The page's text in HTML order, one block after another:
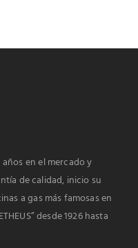
en el mercado y
de calidad, inicio su
a gas más famosas en
desde 1926 hasta